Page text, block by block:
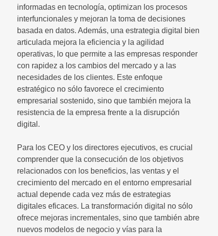
informadas en tecnología, optimizan los procesos
interfuncionales y mejoran la toma de decisiones
basada en datos. Además, una estrategia digital bien
articulada mejora la eficiencia y la agilidad
operativas, lo que permite a las empresas responder
con rapidez a los cambios del mercado y a las
necesidades de los clientes. Este enfoque
estratégico no sólo favorece el crecimiento
empresarial sostenido, sino que también mejora la
resistencia de la empresa frente a la disrupción
digital.
Para los CEO y los directores ejecutivos, es crucial
comprender que la consecución de los objetivos
relacionados con los beneficios, las ventas y el
crecimiento del mercado en el entorno empresarial
actual depende cada vez más de estrategias
digitales eficaces. La transformación digital no sólo
ofrece mejoras incrementales, sino que también abre
nuevos modelos de negocio y vías para la